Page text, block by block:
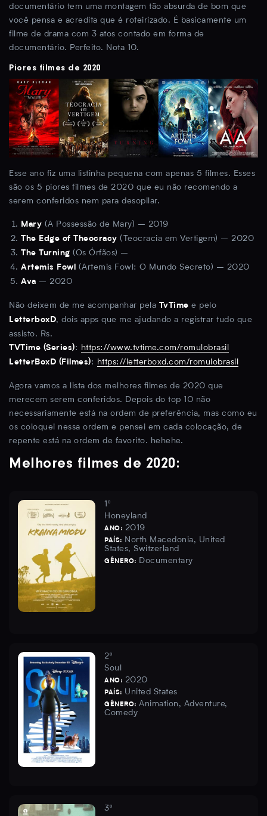
documentário tem uma montagem tão absurda de bom que
você pensa e acredita que é roteirizado. É basicamente um
filme de drama com 3 atos contado em forma de
documentário. Perfeito. Nota 10.
Piores filmes de 2020
Esse ano fiz uma listinha pequena com apenas 5 filmes. Esses
são os 5 piores filmes de 2020 que eu não recomendo a
serem conferidos nem para desopilar.
Mary (A Possessão de Mary) – 2019
The Edge of Theocracy (Teocracia em Vertigem) – 2020
The Turning (Os Órfãos) –
Artemis Fowl (Artemis Fowl: O Mundo Secreto) – 2020
Ava – 2020
Não deixem de me acompanhar pela TvTime e pelo
LetterboxD, dois apps que me ajudando a registrar tudo que
assisto. Rs.
TVTime (Series):
https://www.tvtime.com/romulobrasil
LetterBoxD (Filmes): https://letterboxd.com/romulobrasil
Agora vamos a lista dos melhores filmes de 2020 que
merecem serem conferidos. Depois do top 10 não
necessariamente está na ordem de preferência, mas como eu
os coloquei nessa ordem e pensei em cada colocação, de
repente está na ordem de favorito. hehehe.
Melhores filmes de 2020:
1º
Honeyland
ANO: 2019
PAÍS:
North Macedonia, United
States, Switzerland
GÊNERO: Documentary
2º
Soul
ANO: 2020
PAÍS: United States
GÊNERO: Animation, Adventure,
Comedy
3º